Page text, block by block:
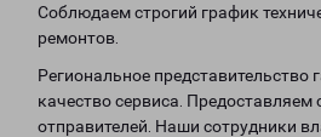
Соблюдаем строгий график
ремонтов.
Региональное представительство
качество сервиса.
отправителей. Наши сотрудники